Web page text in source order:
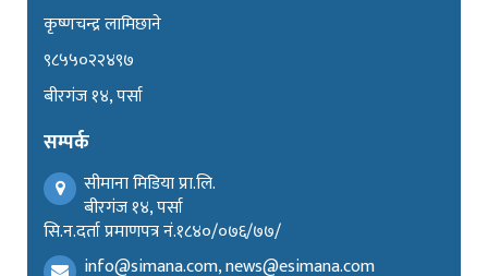
कृष्णचन्द्र लामिछाने
९८५५०२२४९७
बीरगंज १४, पर्सा
सम्पर्क
सीमाना मिडिया प्रा.लि.
बीरगंज १४, पर्सा
सि.न.दर्ता प्रमाणपत्र नं.१८४०/०७६/७७/
info@simana.com, news@esimana.com